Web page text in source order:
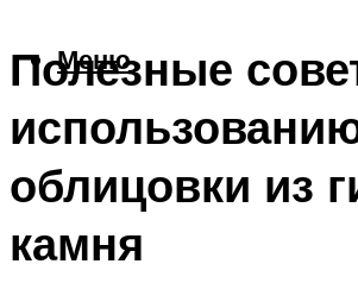
Меню
Полезные
облицовки из
камня